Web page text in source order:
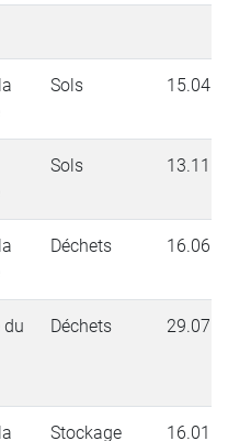
Sols
Sols
Déchets
du
Déchets
Stockage